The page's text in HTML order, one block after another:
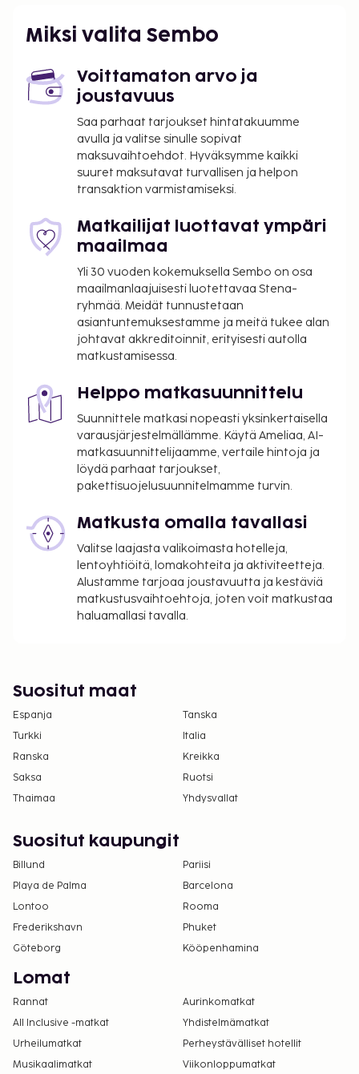
kauden mukainen ulkouima-allas, kattoterassi ja
puutarha. Tämän aamiaismajoituksen palveluihin
internetyhteys, concierge-palvelut ja piknikalue.
Tämä aamiaismajoitus tarjoaa asiakkailleen
ravintolan ja kahvila. Hotelli järjestää ilmaiset
kutsut, joilla voit tavata muita asiakkaita. Kutsut
järjestetään tiettyinä päivinä. Päätä päiväsi
nauttimalla muutama drinkki baarissa. Ilmainen
buffetaamiainen tarjoillaan päivittäin klo 8.00–11.00.
Illallistapahtuma: 35 EUR
Yllä oleva luettelo ei ehkä kata kaikkea. Maksut ja
takuumaksut eivät välttämättä sisällä veroja, ja ne
saattavat muuttua.
Kaikkien asiakkaiden, myös lasten, tulee olla
läsnä sisäänkirjautumisen yhteydessä, ja heidän
tulee näyttää virallinen kuvallinen
Kansallisten määräysten vuoksi käteismaksut
eivät voi ylittää 5000 EUR:n suuruista summaa
tässä majoituspaikassa. Saat lisätietoja asiasta
ottamalla yhteyttä majoituspaikkaan
varausvahvistuksessa olevien tietojen avulla.
Kausiluontoinen uima-allas on käytettävissä
Majoituspaikassa on tarjolla
yhdistettäviä/vierekkäisiä huoneita, joiden
saatavuus on rajoitettua. Niitä voi pyytää
ottamalla yhteyttä majoituspaikkaan.
Yhteystiedot löytyvät varausvahvistuksesta.
Miksi valita Sembo
Voittamaton arvo ja
joustavuus
Saa parhaat tarjoukset hintatakuumme
avulla ja valitse sinulle sopivat
maksuvaihtoehdot. Hyväksymme kaikki
suuret maksutavat turvallisen ja helpon
transaktion varmistamiseksi.
Matkailijat luottavat ympäri
maailmaa
Yli 30 vuoden kokemuksella Sembo on osa
maailmanlaajuisesti luotettavaa Stena-
ryhmää. Meidät tunnustetaan
asiantuntemuksestamme ja meitä tukee alan
johtavat akkreditoinnit, erityisesti autolla
matkustamisessa.
Helppo matkasuunnittelu
Suunnittele matkasi nopeasti yksinkertaisella
varausjärjestelmällämme. Käytä Ameliaa, AI-
matkasuunnittelijaamme, vertaile hintoja ja
löydä parhaat tarjoukset,
pakettisuojelusuunnitelmamme turvin.
Matkusta omalla tavallasi
Valitse laajasta valikoimasta hotelleja,
lentoyhtiöitä, lomakohteita ja aktiviteetteja.
Alustamme tarjoaa joustavuutta ja kestäviä
matkustusvaihtoehtoja, joten voit matkustaa
haluamallasi tavalla.
Suositut maat
Espanja
Tanska
Turkki
Italia
Ranska
Kreikka
Saksa
Ruotsi
Thaimaa
Yhdysvallat
Suositut kaupungit
Billund
Pariisi
Playa de Palma
Barcelona
Lontoo
Rooma
Frederikshavn
Phuket
Göteborg
Kööpenhamina
Lomat
Rannat
Aurinkomatkat
All Inclusive -matkat
Yhdistelmämatkat
Urheilumatkat
Perheystävälliset hotellit
Musikaalimatkat
Viikonloppumatkat